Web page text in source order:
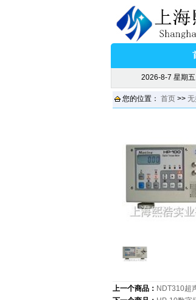
2026-8-7 星期五
您的位置： 首页 >> 无
上一个商品： NDT310超